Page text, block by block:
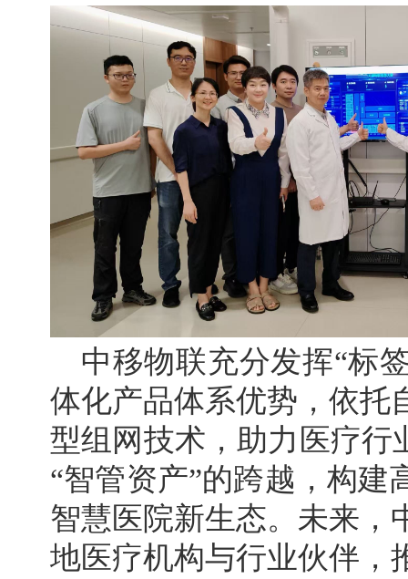
中移物联充分发挥“标
体化产品体系优势，依托
型组网技术 ， 助力医疗行
“智管资产”的跨越，构建
智慧医院新生态。未来，
地医疗机构与行业伙伴，